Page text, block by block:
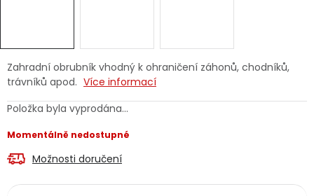
Značky
Velkoobchodní spolupráce (B2B) Prodejna nářadí
Zahradní obrubník vhodný k ohraničení záhonů, chodníků,
trávníků apod. Více informací
Položka byla vyprodána…
Momentálně nedostupné
Možnosti doručení